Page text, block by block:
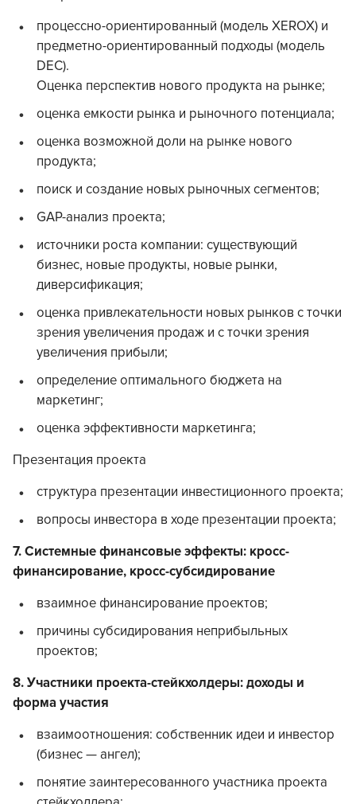
процессно-ориентированный (модель XEROX) и
предметно-ориентированный подходы (модель
DEC).
Оценка перспектив нового продукта на рынке;
оценка емкости рынка и рыночного потенциала;
оценка возможной доли на рынке нового
продукта;
поиск и создание новых рыночных сегментов;
GAP-анализ проекта;
источники роста компании: существующий
бизнес, новые продукты, новые рынки,
диверсификация;
оценка привлекательности новых рынков с точки
зрения увеличения продаж и с точки зрения
увеличения прибыли;
определение оптимального бюджета на
маркетинг;
оценка эффективности маркетинга;
Презентация проекта
структура презентации инвестиционного проекта;
вопросы инвестора в ходе презентации проекта;
7. Системные финансовые эффекты: кросс-
финансирование, кросс-субсидирование
взаимное финансирование проектов;
причины субсидирования неприбыльных
проектов;
8. Участники проекта-стейкхолдеры: доходы и
форма участия
взаимоотношения: собственник идеи и инвестор
(бизнес — ангел);
понятие заинтересованного участника проекта